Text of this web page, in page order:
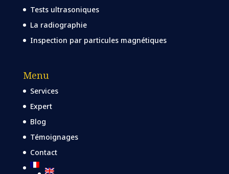
Tests ultrasoniques
La radiographie
Inspection par particules magnétiques
Menu
Services
Expert
Blog
Témoignages
Contact